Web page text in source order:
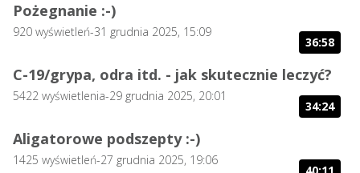
Pożegnanie :-)
920 wyświetleń-31 grudnia 2025, 15:09
36:58
C-19/grypa, odra itd. - jak skutecznie leczyć?
5422 wyświetlenia-29 grudnia 2025, 20:01
34:24
Aligatorowe podszepty :-)
1425 wyświetleń-27 grudnia 2025, 19:06